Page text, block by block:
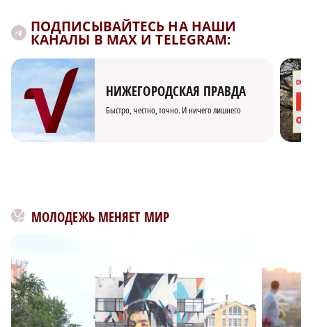
ПОДПИСЫВАЙТЕСЬ НА НАШИ
КАНАЛЫ В MAX И TELEGRAM:
НИЖЕГОРОДСКАЯ ПРАВДА
Быстро, честно, точно. И ничего лишнего
МОЛОДЕЖЬ МЕНЯЕТ МИР